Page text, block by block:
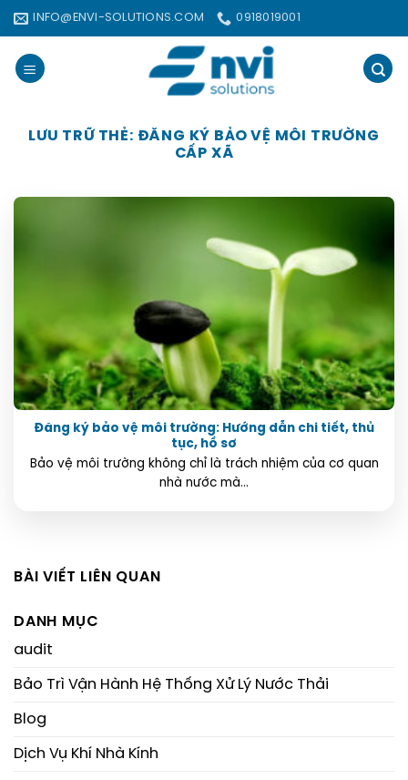
Bỏ
qua
nội
dung
INFO@ENVI-SOLUTIONS.COM 0918019001
LƯU TRỮ THẺ: ĐĂNG KÝ BẢO VỆ MÔI TRƯỜNG
CẤP XÃ
Đăng ký bảo vệ môi trường: Hướng dẫn chi tiết, thủ
tục, hồ sơ
Bảo vệ môi trường không chỉ là trách nhiệm của cơ quan
nhà nước mà...
BÀI VIẾT LIÊN QUAN
DANH MỤC
audit
Bảo Trì Vận Hành Hệ Thống Xử Lý Nước Thải
Blog
Dịch Vụ Khí Nhà Kính